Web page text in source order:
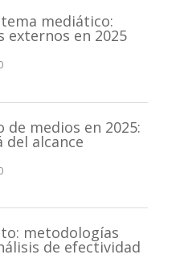
mediático:
en 2025
medios en 2025:
del alcance
metodologías
de efectividad